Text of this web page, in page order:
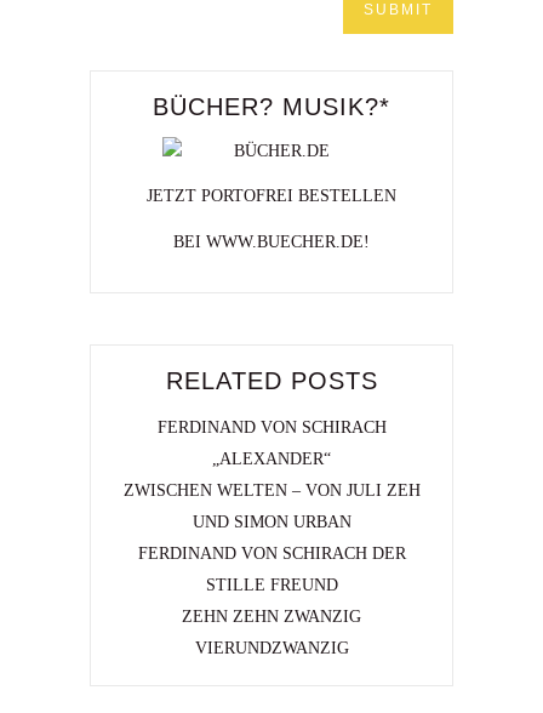
BÜCHER? MUSIK?*
JETZT PORTOFREI BESTELLEN
BEI WWW.BUECHER.DE!
RELATED POSTS
FERDINAND VON SCHIRACH
„ALEXANDER“
ZWISCHEN WELTEN – VON JULI ZEH
UND SIMON URBAN
FERDINAND VON SCHIRACH DER
STILLE FREUND
ZEHN ZEHN ZWANZIG
VIERUNDZWANZIG